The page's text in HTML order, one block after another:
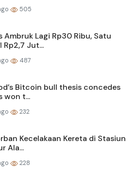
505
Ambruk Lagi Rp30 Ribu, Satu
Rp2,7 Jut...
487
Bitcoin bull thesis concedes
won t...
232
Kecelakaan Kereta di Stasiun
Ala...
228